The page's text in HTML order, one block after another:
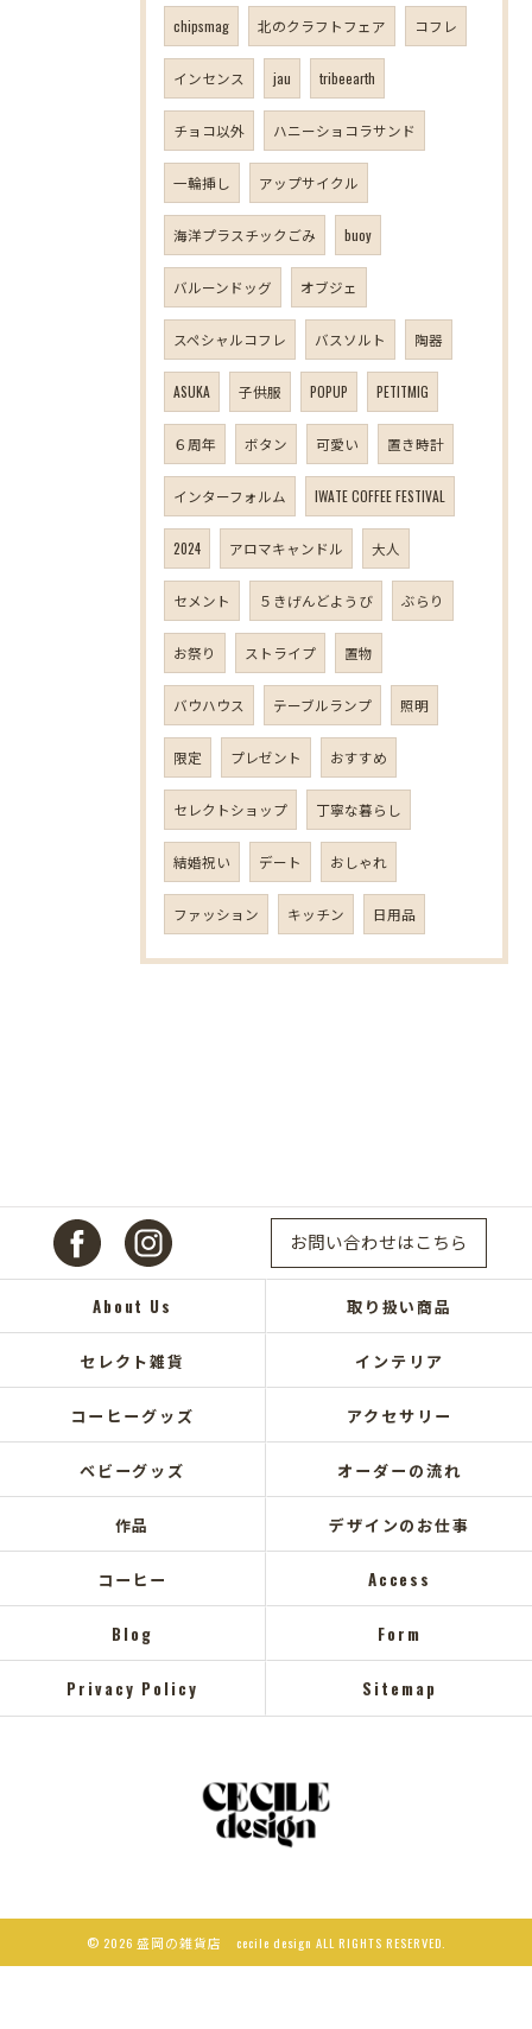
chipsmag 北のクラフトフェア コフレ
インセンス jau tribeearth
チョコ以外 ハニーショコラサンド
一輪挿し アップサイクル
海洋プラスチックごみ buoy
バルーンドッグ オブジェ
スペシャルコフレ バスソルト 陶器
ASUKA 子供服 POPUP PETITMIG
６周年 ボタン 可愛い 置き時計
インターフォルム IWATE COFFEE FESTIVAL
2024 アロマキャンドル 大人
セメント ５きげんどようび ぶらり
お祭り ストライプ 置物
バウハウス テーブルランプ 照明
限定 プレゼント おすすめ
セレクトショップ 丁寧な暮らし
結婚祝い デート おしゃれ
ファッション キッチン 日用品
お問い合わせはこちら
About Us 取り扱い商品
セレクト雑貨 インテリア
コーヒーグッズ アクセサリー
ベビーグッズ オーダーの流れ
作品 デザインのお仕事
コーヒー Access
Blog Form
Privacy Policy Sitemap
© 2026 盛岡の雑貨店 cecile design ALL RIGHTS RESERVED.